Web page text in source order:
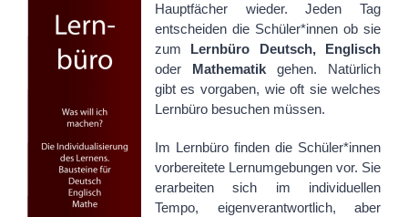
Hauptfächer wieder. Jeden Tag
entscheiden die Schüler*innen ob sie
zum Lernbüro Deutsch, Englisch
oderMathematik gehen. Natürlich
gibt es vorgaben, wie oft sie welches
Lernbüro besuchen müssen.
Im Lernbüro finden die Schüler*innen
vorbereitete Lernumgebungen vor. Sie
erarbeiten sich im individuellen
Tempo, eigenverantwortlich, aber